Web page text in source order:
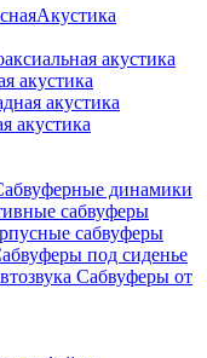
Акустика
акустика
акустика
акустика
акустика
динамики
сабвуферы
сабвуферы
под сиденье
Сабвуферы от